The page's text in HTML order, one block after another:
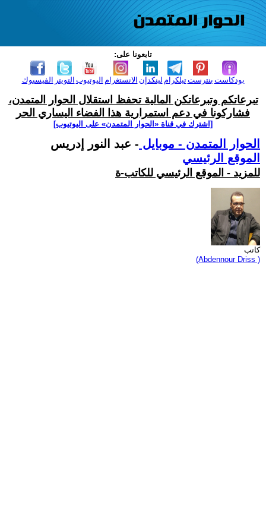
تابعونا على:
الفيسبوك التويتر اليوتيوب الانستغرام لينكدإن تيلكرامبنترست بودكاست
تبرعاتكم وتبرعاتكن المالية تحفظ استقلال الحوار المتمدن،
فشاركونا في دعم استمرارية هذا الفضاء اليساري الحر
[اشترك في قناة ‫«الحوار المتمدن» على اليوتيوب]
الحوار المتمدن - موبايل - عبد النور إدريس
الموقع الرئيسي
للمزيد - الموقع الرئيسي للكاتب-ة
كاتب
(Abdennour Driss )